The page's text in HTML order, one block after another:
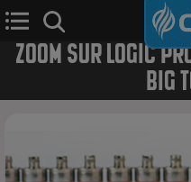
Cbd
ZOOM SUR LOGIC
BIG